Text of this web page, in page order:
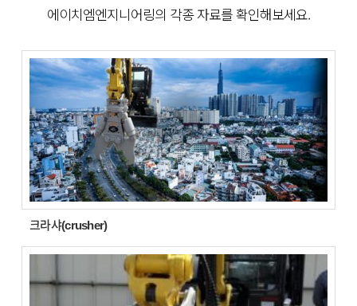
에이치엠엔지니어링의 각종 자료를 확인해보세요.
크라샤(crusher)